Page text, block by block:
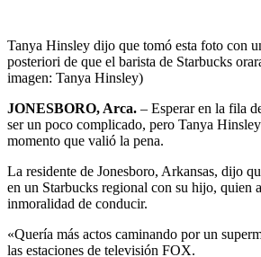
Tanya Hinsley dijo que tomó esta foto con
posteriori de que el barista de Starbucks
imagen: Tanya Hinsley)
JONESBORO, Arca. – Esperar en la fila
ser un poco complicado, pero Tanya
momento que valió la pena.
La residente de Jonesboro, Arkansas, dijo
en un Starbucks regional con su hijo, quien
inmoralidad de conducir.
«Quería más actos caminando por un
las estaciones de televisión FOX.